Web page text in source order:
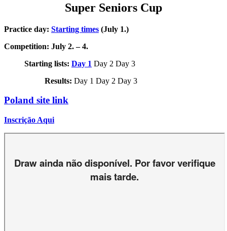
Super Seniors Cup
Practice day: Starting times (July 1.)
Competition: July 2. – 4.
Starting lists: Day 1 Day 2 Day 3
Results: Day 1 Day 2 Day 3
Poland site link
Inscrição Aqui